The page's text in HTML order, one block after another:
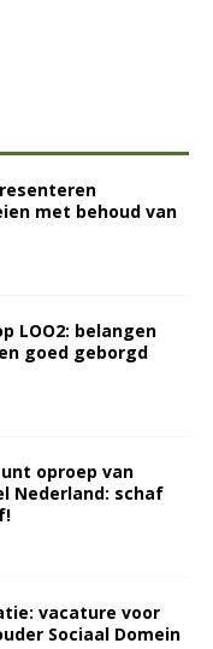
met behoud van
LOO2: belangen
goed geborgd
oproep van
Nederland: schaf
vacature voor
Sociaal Domein